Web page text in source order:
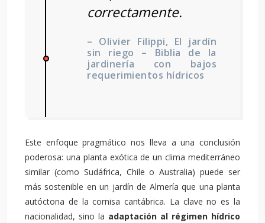
correctamente.
– Olivier Filippi, El jardín
sin riego – Biblia de la
jardinería con bajos
requerimientos hídricos
Este enfoque pragmático nos lleva a una conclusión
poderosa: una planta exótica de un clima mediterráneo
similar (como Sudáfrica, Chile o Australia) puede ser
más sostenible en un jardín de Almería que una planta
autóctona de la cornisa cantábrica. La clave no es la
nacionalidad, sino la adaptación al régimen hídrico